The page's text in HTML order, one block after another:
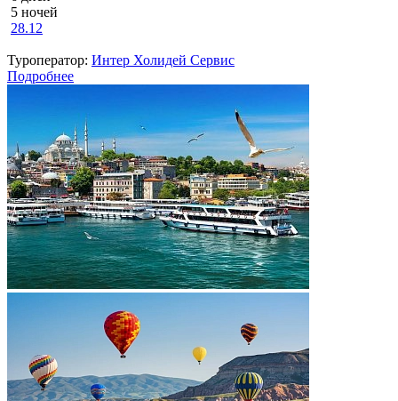
5 ночей
28.12
Туроператор: Интер Холидей Сервис
Подробнее